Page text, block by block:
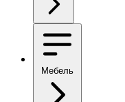
Мебель